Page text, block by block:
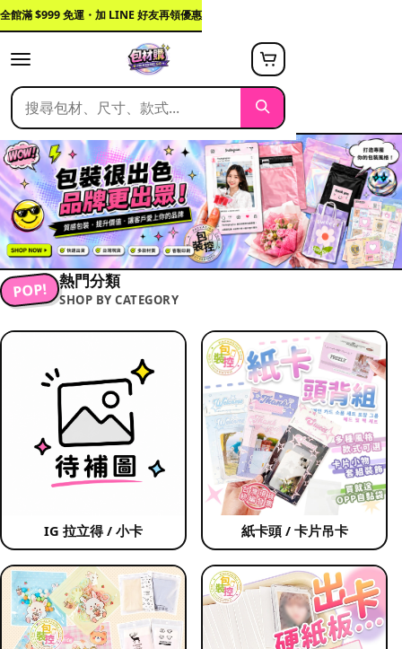
全館滿 $999 免運・加 LINE 好友再領優惠
POP! 熱門分類
SHOP BY CATEGORY
IG 拉立得 / 小卡 紙卡頭 / 卡片吊卡